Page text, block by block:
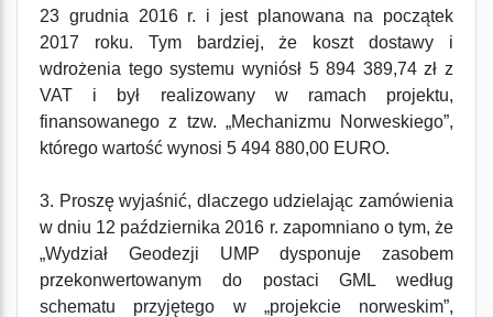
23 grudnia 2016 r. i jest planowana na początek
2017 roku. Tym bardziej, że koszt dostawy i
wdrożenia tego systemu wyniósł 5 894 389,74 zł z
VAT i był realizowany w ramach projektu,
finansowanego z tzw. „Mechanizmu Norweskiego”,
którego wartość wynosi 5 494 880,00 EURO.
3. Proszę wyjaśnić, dlaczego udzielając zamówienia
w dniu 12 października 2016 r. zapomniano o tym, że
„Wydział Geodezji UMP dysponuje zasobem
przekonwertowanym do postaci GML według
schematu przyjętego w „projekcie norweskim”,